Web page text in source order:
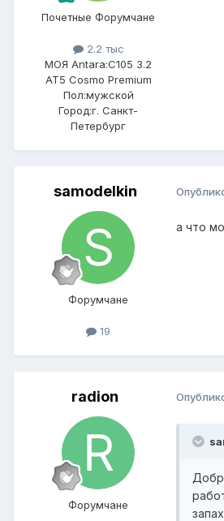
Почетные Форумчане
2.2 тыс
МОЯ Antara:C105 3.2
AT5 Cosmo Premium
Пол:мужской
Город:г. Санкт-
Петербург
samodelkin
Форумчане
19
а что
radion
Форумчане